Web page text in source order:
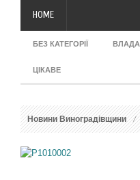
HOME
БЕЗ КАТЕГОРІЇ
ЦІКАВЕ
Новини Виноградівщини